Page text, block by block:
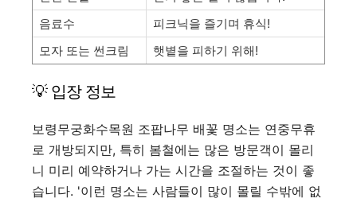
음료수
피크닉을 즐기며 휴식!
모자 또는 썬크림
햇볕을 피하기 위해!
💡 입장 정보
보령무궁화수목원 조팝나무 배꽃 명소는 연중무휴
로 개방되지만, 특히 봄철에는 많은 방문객이 몰리
니 미리 예약하거나 가는 시간을 조절하는 것이 좋
습니다. '이런 명소는 사람들이 많이 몰릴 수밖에 없